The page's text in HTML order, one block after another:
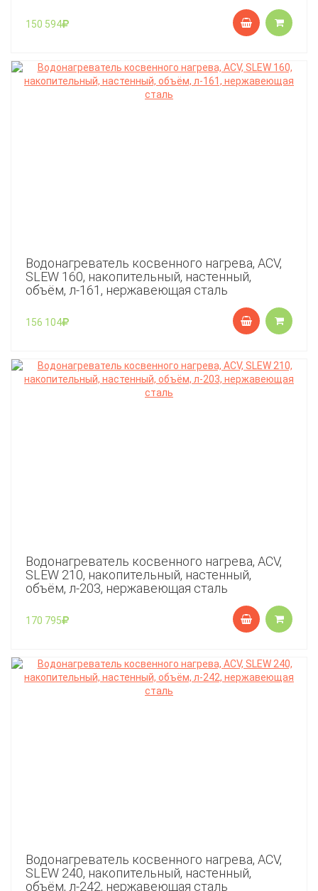
150 594
Водонагреватель косвенного нагрева, ACV,
SLEW 160, накопительный, настенный,
объём, л-161, нержавеющая сталь
156 104
Водонагреватель косвенного нагрева, ACV,
SLEW 210, накопительный, настенный,
объём, л-203, нержавеющая сталь
170 795
Водонагреватель косвенного нагрева, ACV,
SLEW 240, накопительный, настенный,
объём, л-242, нержавеющая сталь